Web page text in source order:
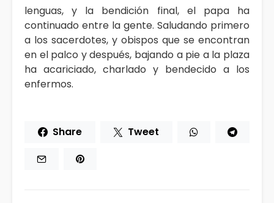
lenguas, y la bendición final, el papa ha
continuado entre la gente. Saludando primero
a los sacerdotes, y obispos que se encontran
en el palco y después, bajando a pie a la plaza
ha acariciado, charlado y bendecido a los
enfermos.
Share Tweet